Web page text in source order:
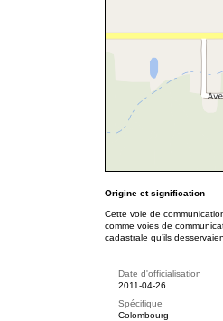
Origine et signification
Cette voie de
comme voies de
cadastrale qu’ils
Date d'officialisation
2011-04-26
Spécifique
Colombourg